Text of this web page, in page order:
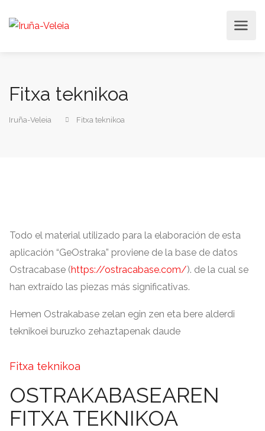
Fitxa teknikoa
Iruña-Veleia Fitxa teknikoa
Todo el material utilizado para la elaboración de esta
aplicación “GeOstraka” proviene de la base de datos
Ostracabase(https://ostracabase.com/). de la cual se
han extraído las piezas más significativas.
Hemen Ostrakabase zelan egin zen eta bere alderdi
teknikoei buruzko zehaztapenak daude
Fitxa teknikoa
OSTRAKABASEAREN
FITXA TEKNIKOA